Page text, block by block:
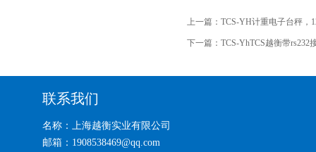
上一篇： TCS-YH计重电子台秤，
下一篇： TCS-YhTCS越衡带rs232
联系我们
名称：上海越衡实业有限公司
邮箱：1908538469@qq.com